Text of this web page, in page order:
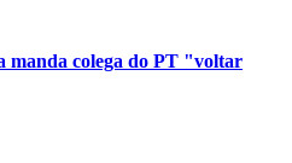
manda colega do PT "voltar